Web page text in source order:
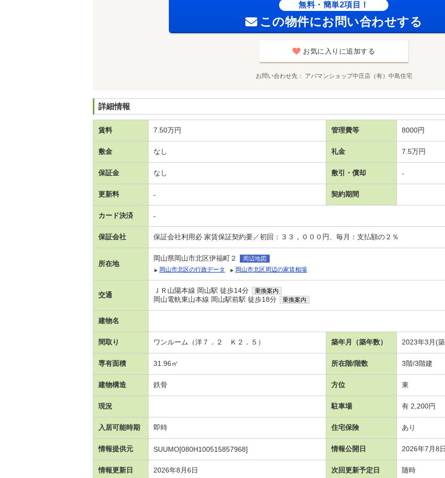
無料・簡単2項目！
この物件にお問い合わせする
お気に入りに追加する
お問い合わせ先 アパマンショップ中庄店（有）中島住宅
詳細情報
賃料 7.50万円 管理費等 8000円
敷金 なし 礼金 7.5万円
保証金 なし 敷引・償却 -
更新料 - 契約期間
カード決済 -
保証会社 保証会社利用必 家賃保証契約要／初回：３３，０００円、毎月：支払額の２％
所在地
岡山県岡山市北区伊福町２
周辺地図
岡山市北区の行政データ
岡山市北区周辺の家賃相場
交通
ＪＲ山陽本線 岡山駅 徒歩14分 乗換案内
岡山電軌東山本線 岡山駅前駅 徒歩18分 乗換案内
建物名
間取り ワンルーム（洋７．２ Ｋ２．５） 築年月（築年数） 2023年3月(
専有面積 31.96㎡ 所在階/階数 3階/3階建
建物構造 鉄骨 方位 東
現況 駐車場 有 2,200円
入居可能時期 即時 住宅保険 あり
情報提供元 SUUMO[080H100515857968] 情報公開日 2026年7月8日
情報更新日 2026年8月6日 次回更新予定日 随時